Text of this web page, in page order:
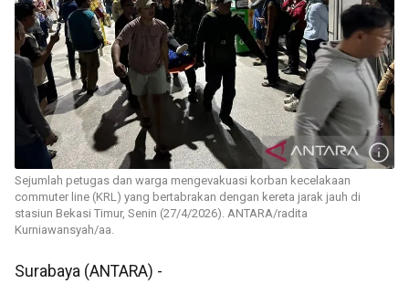
Sejumlah petugas dan warga mengevakuasi korban kecelakaan
commuter line (KRL) yang bertabrakan dengan kereta jarak jauh di
stasiun Bekasi Timur, Senin (27/4/2026). ANTARA/radita
Kurniawansyah/aa.
Surabaya (ANTARA) -